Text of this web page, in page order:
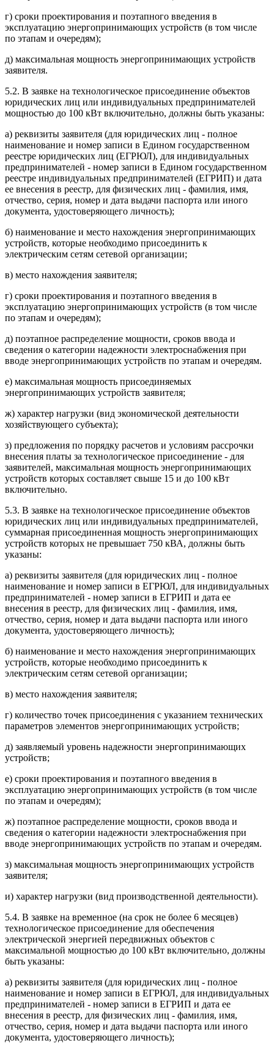
г) сроки проектирования и поэтапного введения в
эксплуатацию энергопринимающих устройств (в том числе
по этапам и очередям);
д) максимальная мощность энергопринимающих устройств
заявителя.
5.2. В заявке на технологическое присоединение объектов
юридических лиц или индивидуальных предпринимателей
мощностью до 100 кВт включительно, должны быть указаны:
а) реквизиты заявителя (для юридических лиц - полное
наименование и номер записи в Едином государственном
реестре юридических лиц (ЕГРЮЛ), для индивидуальных
предпринимателей - номер записи в Едином государственном
реестре индивидуальных предпринимателей (ЕГРИП) и дата
ее внесения в реестр, для физических лиц - фамилия, имя,
отчество, серия, номер и дата выдачи паспорта или иного
документа, удостоверяющего личность);
б) наименование и место нахождения энергопринимающих
устройств, которые необходимо присоединить к
электрическим сетям сетевой организации;
в) место нахождения заявителя;
г) сроки проектирования и поэтапного введения в
эксплуатацию энергопринимающих устройств (в том числе
по этапам и очередям);
д) поэтапное распределение мощности, сроков ввода и
сведения о категории надежности электроснабжения при
вводе энергопринимающих устройств по этапам и очередям.
е) максимальная мощность присоединяемых
энергопринимающих устройств заявителя;
ж) характер нагрузки (вид экономической деятельности
хозяйствующего субъекта);
з) предложения по порядку расчетов и условиям рассрочки
внесения платы за технологическое присоединение - для
заявителей, максимальная мощность энергопринимающих
устройств которых составляет свыше 15 и до 100 кВт
включительно.
5.3. В заявке на технологическое присоединение объектов
юридических лиц или индивидуальных предпринимателей,
суммарная присоединенная мощность энергопринимающих
устройств которых не превышает 750 кВА, должны быть
указаны:
а) реквизиты заявителя (для юридических лиц - полное
наименование и номер записи в ЕГРЮЛ, для индивидуальных
предпринимателей - номер записи в ЕГРИП и дата ее
внесения в реестр, для физических лиц - фамилия, имя,
отчество, серия, номер и дата выдачи паспорта или иного
документа, удостоверяющего личность);
б) наименование и место нахождения энергопринимающих
устройств, которые необходимо присоединить к
электрическим сетям сетевой организации;
в) место нахождения заявителя;
г) количество точек присоединения с указанием технических
параметров элементов энергопринимающих устройств;
д) заявляемый уровень надежности энергопринимающих
устройств;
е) сроки проектирования и поэтапного введения в
эксплуатацию энергопринимающих устройств (в том числе
по этапам и очередям);
ж) поэтапное распределение мощности, сроков ввода и
сведения о категории надежности электроснабжения при
вводе энергопринимающих устройств по этапам и очередям.
з) максимальная мощность энергопринимающих устройств
заявителя;
и) характер нагрузки (вид производственной деятельности).
5.4. В заявке на временное (на срок не более 6 месяцев)
технологическое присоединение для обеспечения
электрической энергией передвижных объектов с
максимальной мощностью до 100 кВт включительно, должны
быть указаны:
а) реквизиты заявителя (для юридических лиц - полное
наименование и номер записи в ЕГРЮЛ, для индивидуальных
предпринимателей - номер записи в ЕГРИП и дата ее
внесения в реестр, для физических лиц - фамилия, имя,
отчество, серия, номер и дата выдачи паспорта или иного
документа, удостоверяющего личность);